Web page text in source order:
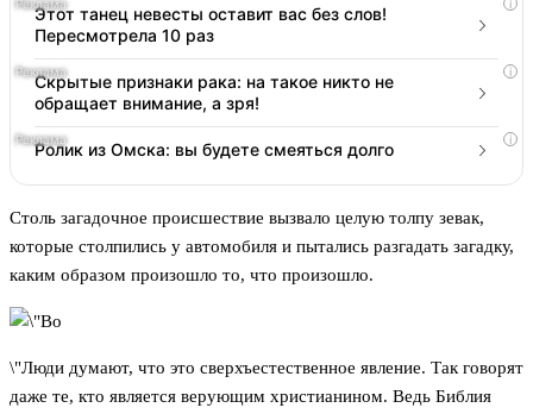
i
Этот танец невесты оставит вас без слов!
Пересмотрела 10 раз
i
Скрытые признаки рака: на такое никто не
обращает внимание, а зря!
i
Ролик из Омска: вы будете смеяться долго
Столь загадочное происшествие вызвало целую толпу зевак,
которые столпились у автомобиля и пытались разгадать загадку,
каким образом произошло то, что произошло.
\"Люди думают, что это сверхъестественное явление. Так говорят
даже те, кто является верующим христианином. Ведь Библия